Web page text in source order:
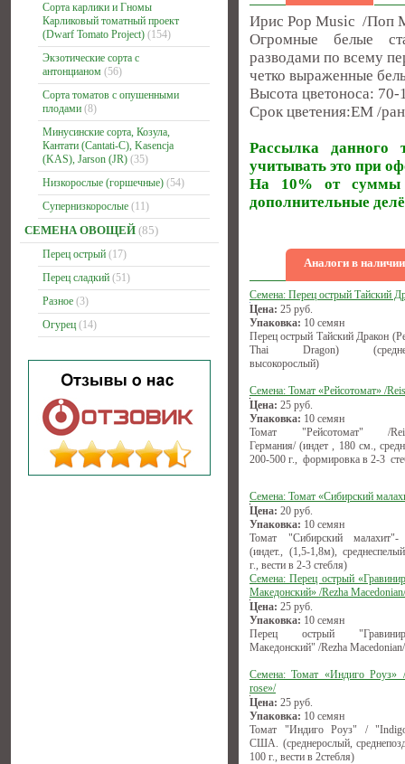
Сорта карлики и Гномы
Карликовый томатный проект
(Dwarf Tomato Project) (154)
Экзотические сорта с
антонцианом (56)
Сорта томатов с опушенными
плодами (8)
Минусинские сорта, Козула,
Кантати (Cantati-C), Kasencja
(KAS), Jarson (JR) (35)
Низкорослые (горшечные) (54)
Супернизкорослые (11)
СЕМЕНА ОВОЩЕЙ (85)
Перец острый (17)
Перец сладкий (51)
Разное (3)
Огурец (14)
Ирис Pop Music /Поп
Огромные белые
разводами по всему
четко выраженные
Высота цветоноса: 70-
Срок цветения:ЕМ /
Рассылка данного
учитывать это при
На 10% от суммы
дополнительные
Аналоги в
Семена: Перец острый Тайский
Цена: 25 руб.
Упаковка: 10 семян
Перец острый Тайский Дракон
Thai Dragon)
высокорослый)
Семена: Томат «Рейсотомат» /
Цена: 25 руб.
Упаковка: 10 семян
Томат "Рейсотомат" /
Германия/ (индет , 180 см.,
200-500 г., формировка в 2-3
Семена: Томат «Сибирский
Цена: 20 руб.
Упаковка: 10 семян
Томат "Сибирский
(индет., (1,5-1,8м),
г., вести в 2-3 стебля)
Семена: Перец острый
Македонский» /Rezha Macedonian/
Цена: 25 руб.
Упаковка: 10 семян
Перец острый
Македонский" /Rezha Macedonian/
Семена: Томат «Индиго Роуз»
rose»/
Цена: 25 руб.
Упаковка: 10 семян
Томат "Индиго Роуз" /
США. (среднерослый,
100 г., вести в 2стебля)